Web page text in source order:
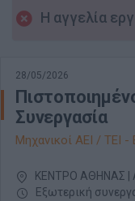
Η αγγελία
28/05/2026
Συνεργασία
Μηχανικοί ΑΕΙ / ΤΕΙ -
ΚΕΝΤΡΟ ΑΘΗΝΑΣ |
Εξωτερική